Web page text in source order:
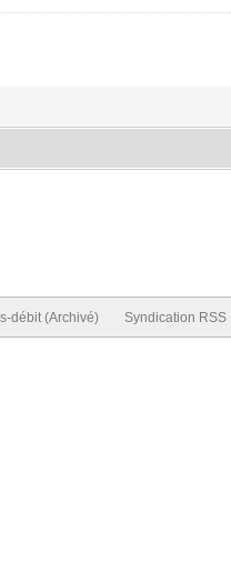
débit (Archivé) Syndication RSS